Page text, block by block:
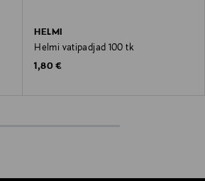
HELMI
Helmi vatipadjad 100 tk
Original Price
1,80 €